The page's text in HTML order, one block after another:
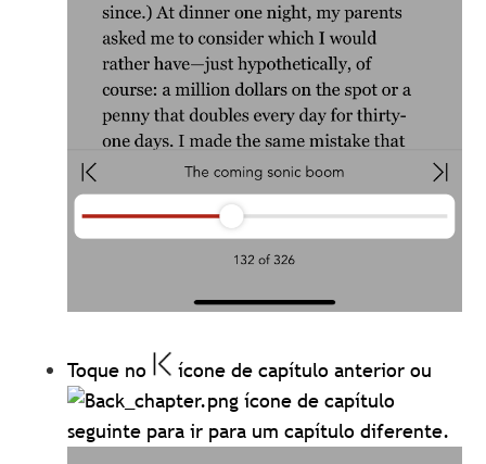
Toque no
ícone de capítulo anterior ou
ícone de capítulo
seguinte para ir para um capítulo diferente.